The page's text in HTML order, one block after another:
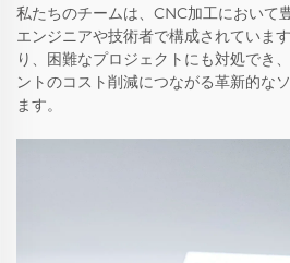
私たちのチームは、CNC加工において
エンジニアや技術者で構成されていま
り、困難なプロジェクトにも対処でき
ントのコスト削減につながる革新的な
ます。